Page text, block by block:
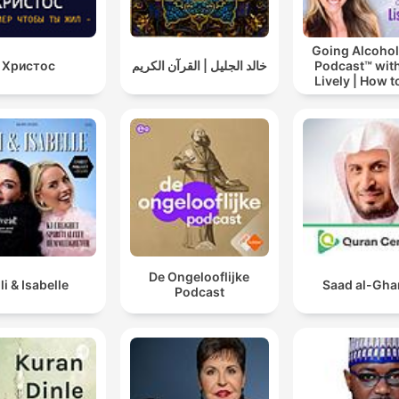
Христос خالد الجليل | القرآن الكريم
Going
Podcast™
Lively | How
drinking
& Isabelle
De Ongelooflijke
Podcast
Saad al-